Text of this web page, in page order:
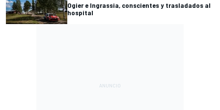
Ogier e Ingrassia, conscientes y trasladados al
hospital